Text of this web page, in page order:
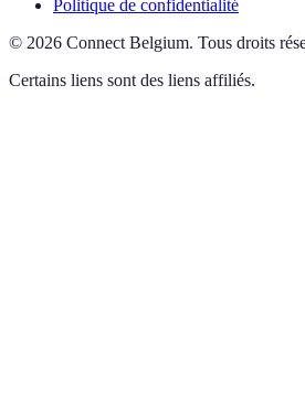
Politique de confidentialité
© 2026 Connect Belgium. Tous droits
Certains liens sont des liens affiliés.